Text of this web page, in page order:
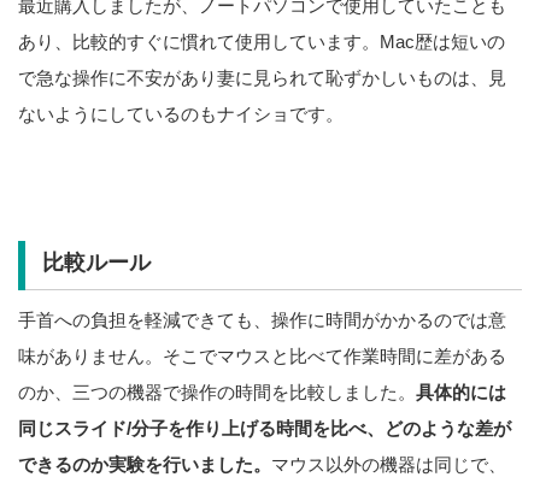
最近購入しましたが、ノートパソコンで使用していたことも
あり、比較的すぐに慣れて使用しています。Mac歴は短いの
で急な操作に不安があり妻に見られて恥ずかしいものは、見
ないようにしているのもナイショです。
比較ルール
手首への負担を軽減できても、操作に時間がかかるのでは意
味がありません。そこでマウスと比べて作業時間に差がある
のか、三つの機器で操作の時間を比較しました。 具体的には
同じスライド/分子を作り上げる時間を比べ、どのような差が
できるのか実験を行いました。 マウス以外の機器は同じで、